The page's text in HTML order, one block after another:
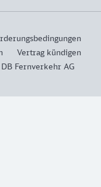
Vertrag kündigen
Fernverkehr AG